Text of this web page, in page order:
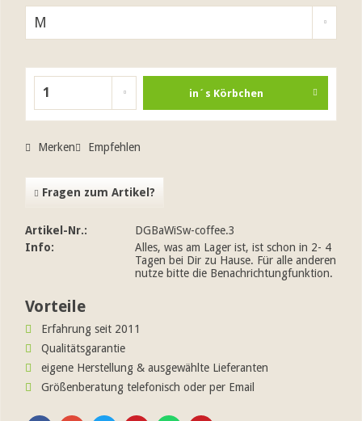
in´s Körbchen
Merken Empfehlen
Fragen zum Artikel?
Artikel-Nr.:
DGBaWiSw-coffee.3
Info:
Alles, was am Lager ist, ist schon in 2- 4
Tagen bei Dir zu Hause. Für alle anderen
nutze bitte die Benachrichtungfunktion.
Vorteile
Erfahrung seit 2011
Qualitätsgarantie
eigene Herstellung & ausgewählte Lieferanten
Größenberatung telefonisch oder per Email